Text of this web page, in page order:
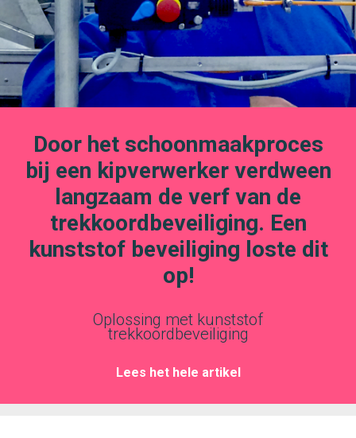
Door het schoonmaakproces
bij een kipverwerker verdween
langzaam de verf van de
trekkoordbeveiliging. Een
kunststof beveiliging loste dit
op!
Oplossing met kunststof
trekkoordbeveiliging
Lees het hele artikel